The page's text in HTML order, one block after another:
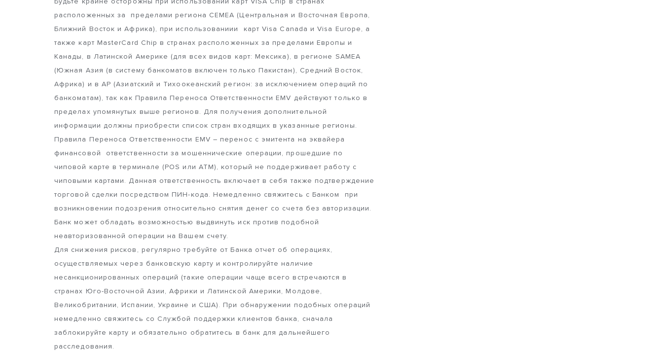
расположенных за пределами региона CEMEA (Центральная и Восточная Европа,
Ближний Восток и Африка), при использованиии карт Visa Canada и Visa Europe, а
также карт MasterCard Chip в странах расположенных за пределами Европы и
Канады, в Латинской Америке (для всех видов карт: Мексика), в регионе SAMEA
(Южная Азия (в систему банкоматов включен только Пакистан), Средний Восток,
Африка) и в AP (Азиатский и Тихоокеанский регион: за исключением операций по
банкоматам), так как Правила Переноса Ответственности EMV действуют только в
пределах упомянутых выше регионов. Для получения дополнительной
информации должны приобрести список стран входящих в указанные регионы.
Правила Переноса Ответственности EMV – перенос с эмитента на эквайера
финансовой ответственности за мошеннические операции, прошедшие по
чиповой карте в терминале (POS или ATM), который не поддерживает работу с
чиповыми картами. Данная ответственность включает в себя также подтверждение
торговой сделки посредством ПИН-кода. Немедленно свяжитесь с Банком при
возникновении подозрения относительно снятия денег со счета без авторизации.
Банк может обладать возможностью выдвинуть иск против подобной
неавторизованной операции на Вашем счету.
Для снижения рисков, регулярно требуйте от Банка отчет об операциях,
осуществляемых через банковскую карту и контролируйте наличие
несанкционированных операций (такие операции чаще всего встречаются в
странах Юго-Восточной Азии, Африки и Латинской Америки, Молдове,
Великобритании, Испании, Украине и США). При обнаружении подобных операций
немедленно свяжитесь со Службой поддержки клиентов банка, сначала
заблокируйте карту и обязательно обратитесь в банк для дальнейшего
расследования.